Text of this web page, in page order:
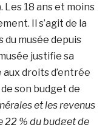
Les 18 ans et moins
Il s’agit de la
musée depuis
justifie sa
droits d’entrée
son budget de
et les revenus
22 % du budget de